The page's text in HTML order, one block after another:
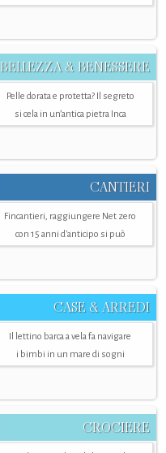
BELLEZZA & BENESSERE
Pelle dorata e protetta? Il segreto
si cela in un’antica pietra Inca
CANTIERI
Fincantieri, raggiungere Net zero
con 15 anni d'anticipo si può
CASE & ARREDI
Il lettino barca a vela fa navigare
i bimbi in un mare di sogni
CROCIERE